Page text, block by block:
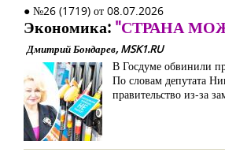
● №26 (1719) от 08.07.2026
Экономика: "СТРАНА
Дмитрий Бондарев, MSK1.RU
В Госдуме обвинили
По словам депутата
правительство из-за